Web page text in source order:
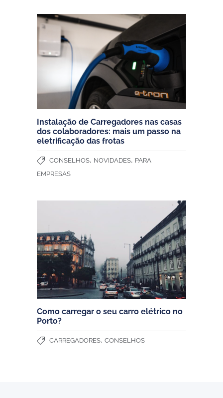
Instalação de Carregadores nas casas
dos colaboradores: mais um passo na
eletrificação das frotas
CONSELHOS, NOVIDADES, PARA
EMPRESAS
Como carregar o seu carro elétrico no
Porto?
CARREGADORES, CONSELHOS